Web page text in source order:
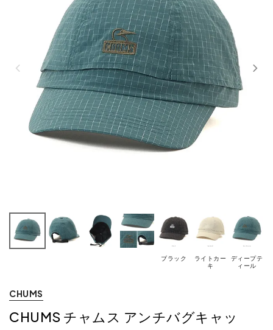
ブラック
ライトカー
キ
ディープテ
ィール
CHUMS
CHUMS チャムス アンチバグキャッ